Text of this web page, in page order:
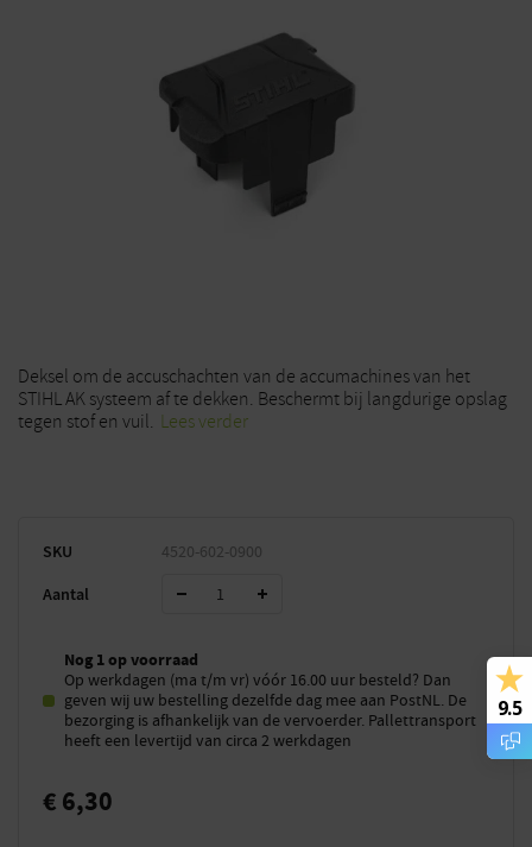
Deksel om de accuschachten van de accumachines van het
STIHL AK systeem af te dekken. Beschermt bij langdurige opslag
tegen stof en vuil. Lees verder
SKU 4520-602-0900
Aantal
Nog 1 op voorraad
Op werkdagen (ma t/m vr) vóór 16.00 uur besteld? Dan
geven wij uw bestelling dezelfde dag mee aan PostNL. De
bezorging is afhankelijk van de vervoerder. Pallettransport
heeft een levertijd van circa 2 werkdagen
€ 6,30
9.5